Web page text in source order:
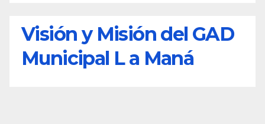
Visión y Misión del GAD
Municipal L a Maná